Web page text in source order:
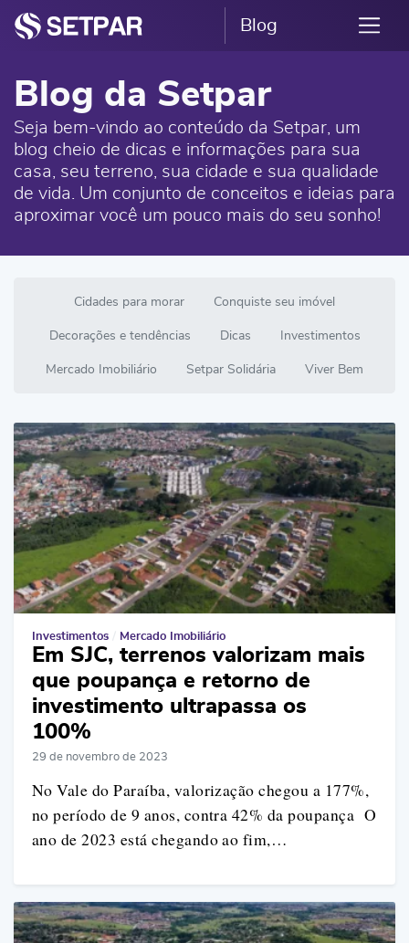
Blog
Blog da Setpar
Seja bem-vindo ao conteúdo da Setpar, um
blog cheio de dicas e informações para sua
casa, seu terreno, sua cidade e sua qualidade
de vida. Um conjunto de conceitos e ideias para
aproximar você um pouco mais do seu sonho!
Cidades para morar Conquiste seu imóvel
Decorações e tendências Dicas Investimentos
Mercado Imobiliário Setpar Solidária Viver Bem
Investimentos Mercado Imobiliário
Em SJC, terrenos valorizam mais
que poupança e retorno de
investimento ultrapassa os
100%
29 de novembro de 2023
No Vale do Paraíba, valorização chegou a 177%,
no período de 9 anos, contra 42% da poupança O
ano de 2023 está chegando ao fim,…